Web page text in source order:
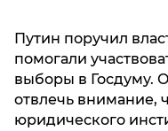
Путин поручил
помогали
выборы в Госдуму.
отвлечь внимание,
юридического